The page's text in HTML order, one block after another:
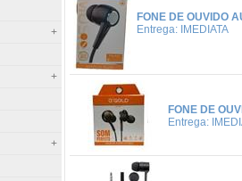
FONE DE OUVIDO
Entrega: IMEDIATA
FONE DE
Entrega: